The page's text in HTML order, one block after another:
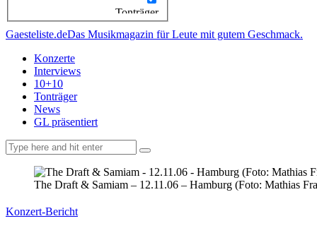
Tonträger
Gaesteliste.deDas Musikmagazin für Leute mit gutem Geschmack.
Konzerte
Interviews
10+10
Tonträger
News
GL präsentiert
The Draft & Samiam – 12.11.06 – Hamburg (Foto: Mathias
Konzert-Bericht